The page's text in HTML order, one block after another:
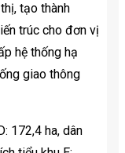
tạo thành
trúc cho đơn vị
hệ thống hạ
giao thông
172,4 ha, dân